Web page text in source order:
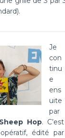
Je
con
tinu
e
ens
uite
par
Sheep Hop. C’est
édité par